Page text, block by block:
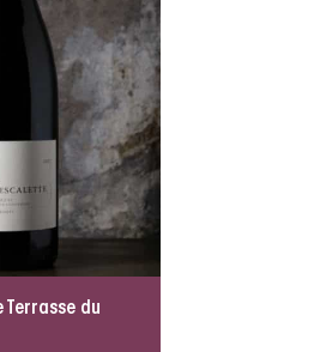
Terrasse du